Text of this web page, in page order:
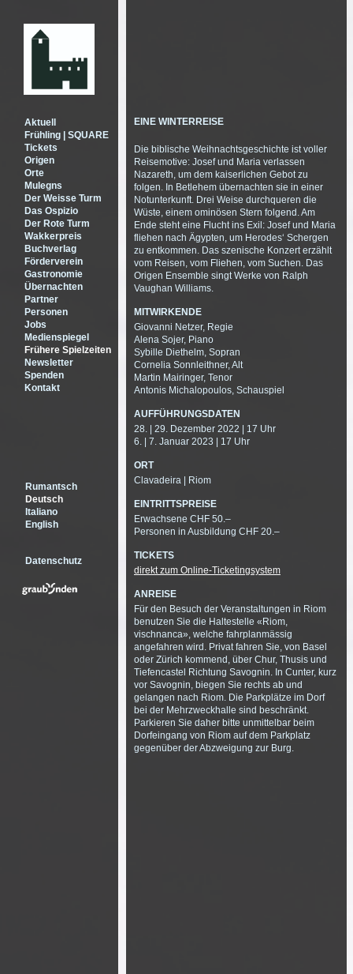
Aktuell
Frühling | SQUARE
Tickets
Origen
Orte
Mulegns
Der Weisse Turm
Das Ospizio
Der Rote Turm
Wakkerpreis
Buchverlag
Förderverein
Gastronomie
Übernachten
Partner
Personen
Jobs
Medienspiegel
Frühere Spielzeiten
Newsletter
Spenden
Kontakt
Rumantsch
Deutsch
Italiano
English
Datenschutz
EINE WINTERREISE
Die biblische Weihnachtsgeschichte ist voller
Reisemotive: Josef und Maria verlassen
Nazareth, um dem kaiserlichen Gebot zu
folgen. In Betlehem übernachten sie in einer
Notunterkunft. Drei Weise durchqueren die
Wüste, einem ominösen Stern folgend. Am
Ende steht eine Flucht ins Exil: Josef und Maria
fliehen nach Ägypten, um Herodes‘ Schergen
zu entkommen. Das szenische Konzert erzählt
vom Reisen, vom Fliehen, vom Suchen. Das
Origen Ensemble singt Werke von Ralph
Vaughan Williams.
MITWIRKENDE
Giovanni Netzer, Regie
Alena Sojer, Piano
Sybille Diethelm, Sopran
Cornelia Sonnleithner, Alt
Martin Mairinger, Tenor
Antonis Michalopoulos, Schauspiel
AUFFÜHRUNGSDATEN
28. | 29. Dezember 2022 | 17 Uhr
6. | 7. Januar 2023 | 17 Uhr
ORT
Clavadeira | Riom
EINTRITTSPREISE
Erwachsene CHF 50.–
Personen in Ausbildung CHF 20.–
TICKETS
direkt zum Online-Ticketingsystem
ANREISE
Für den Besuch der Veranstaltungen in Riom
benutzen Sie die Haltestelle «Riom,
vischnanca», welche fahrplanmässig
angefahren wird. Privat fahren Sie, von Basel
oder Zürich kommend, über Chur, Thusis und
Tiefencastel Richtung Savognin. In Cunter, kurz
vor Savognin, biegen Sie rechts ab und
gelangen nach Riom. Die Parkplätze im Dorf
bei der Mehrzweckhalle sind beschränkt.
Parkieren Sie daher bitte unmittelbar beim
Dorfeingang von Riom auf dem Parkplatz
gegenüber der Abzweigung zur Burg.